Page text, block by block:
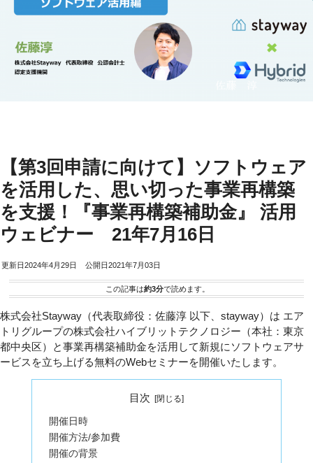
【第3回申請に向けて】ソフトウェア
を活用した、思い切った事業再構築
を支援！『事業再構築補助金』 活用
ウェビナー 21年7月16日
2024年4月29日 2021年7月03日
この記事は約3分で読めます。
株式会社Stayway（代表取締役：佐藤淳 以下、stayway）は エア
トリグループの株式会社ハイブリットテクノロジー（本社：東京
都中央区）と事業再構築補助金を活用して新規にソフトウェアサ
ービスを立ち上げる無料のWebセミナーを開催いたします。
目次
開催日時
開催方法/参加費
開催の背景